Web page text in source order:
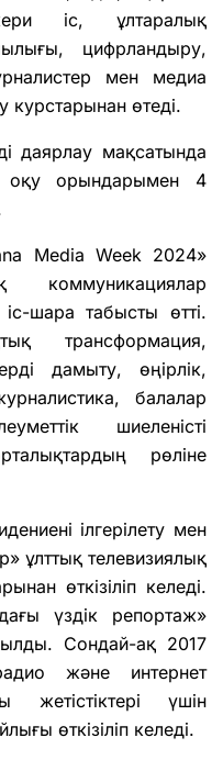
іс, ұлтаралық
цифрландыру,
мен медиа
курстарынан өтеді.
даярлау мақсатында
оқу орындарымен 4
Media Week 2024»
шара табысты өтті.
трансформация,
дамыту, өңірлік,
балалар
шиеленісті
рөліне
ілгерілету мен
ұлттық телевизиялық
өткізіліп келеді.
үздік репортаж»
Сондай-ақ 2017
және интернет
жетістіктері үшін
өткізіліп келеді.